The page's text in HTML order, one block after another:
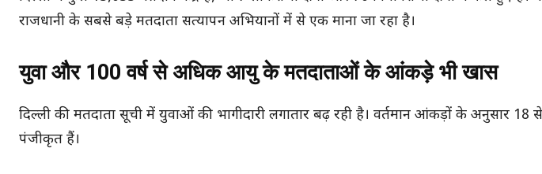
राजधानी के सबसे बड़े मतदाता सत्यापन अभियानों में से एक माना जा रहा है।
युवा और 100 वर्ष से अधिक आयु के मतदाताओं के आंकड़े भी खास
दिल्ली की मतदाता सूची में युवाओं की भागीदारी लगातार बढ़ रही है। वर्तमान आंकड़ों के अनुसार
पंजीकृत हैं।